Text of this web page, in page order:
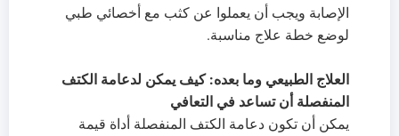
الإصابة ويجب أن يعملوا عن كثب مع أخصائي طبي
لوضع خطة علاج مناسبة.
العلاج الطبيعي وما بعده: كيف يمكن لدعامة الكتف
المنفصلة أن تساعد في التعافي
يمكن أن تكون دعامة الكتف المنفصلة أداة قيمة